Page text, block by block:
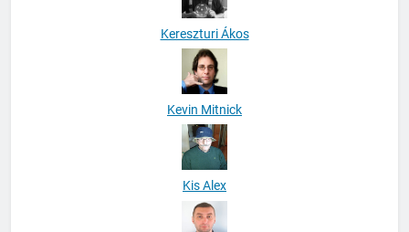
Kereszturi Ákos
Kevin Mitnick
Kis Alex